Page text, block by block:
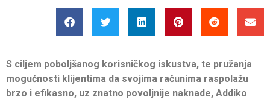
S ciljem poboljšanog korisničkog iskustva, te pružanja
mogućnosti klijentima da svojima računima raspolažu
brzo i efikasno, uz znatno povoljnije naknade, Addiko